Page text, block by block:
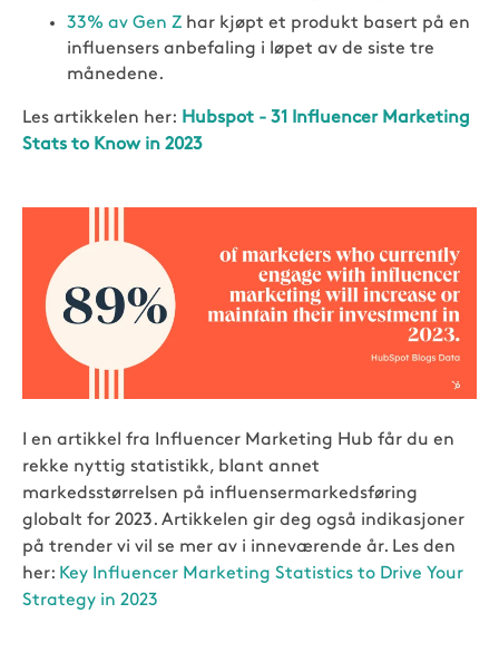
33% av Gen Z har kjøpt et produkt basert på en
influensers anbefaling i løpet av de siste tre
månedene.
Les artikkelen her: Hubspot - 31 Influencer Marketing
Stats to Know in 2023
I en artikkel fra Influencer Marketing Hub får du en
rekke nyttig statistikk, blant annet
markedsstørrelsen på influensermarkedsføring
globalt for 2023. Artikkelen gir deg også indikasjoner
på trender vi vil se mer av i inneværende år. Les den
her: Key Influencer Marketing Statistics to Drive Your
Strategy in 2023